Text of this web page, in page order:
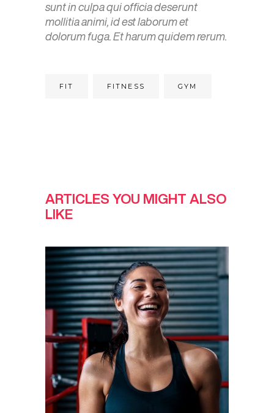
sunt in culpa qui officia deserunt
mollitia animi, id est laborum et
dolorum fuga. Et harum quidem rerum.
FIT FITNESS GYM
ARTICLES YOU MIGHT ALSO
LIKE